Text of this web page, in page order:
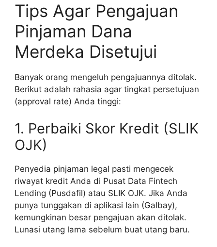
Tips Agar Pengajuan
Pinjaman Dana
Merdeka Disetujui
Banyak orang mengeluh pengajuannya ditolak.
Berikut adalah rahasia agar tingkat persetujuan
(approval rate) Anda tinggi:
1. Perbaiki Skor Kredit (SLIK
OJK)
Penyedia pinjaman legal pasti mengecek
riwayat kredit Anda di Pusat Data Fintech
Lending (Pusdafil) atau SLIK OJK. Jika Anda
punya tunggakan di aplikasi lain (Galbay),
kemungkinan besar pengajuan akan ditolak.
Lunasi utang lama sebelum buat utang baru.